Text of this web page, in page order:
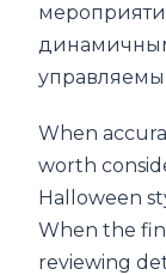
When
worth
Halloween
When the
reviewing